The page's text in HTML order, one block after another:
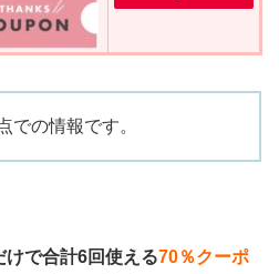
での情報です。
で合計6回使える70％クーポ